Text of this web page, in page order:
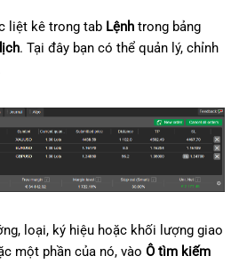
liệt kê trong tab Lệnh trong bảng
. Tại đây bạn có thể quản lý, chỉnh
loại, ký hiệu hoặc khối lượng giao
một phần của nó, vào Ô tìm kiếm